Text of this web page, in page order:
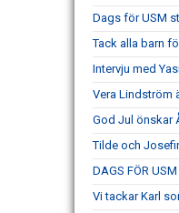
Dags för USM
Tack alla barn
Intervju med
Vera Lindström
God Jul önskar
Tilde och
DAGS FÖR USM
Vi tackar Karl